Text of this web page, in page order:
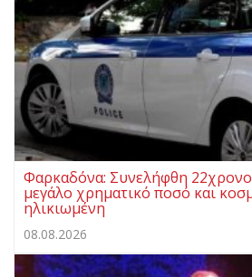
Φαρκαδόνα: Συνελήφθη
μεγάλο χρηματικό ποσό και
ηλικιωμένη
08.08.2026